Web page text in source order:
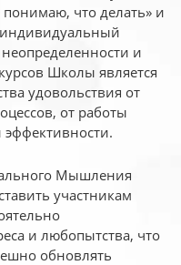
что делать» и
и
Школы является
удовольствия от
от работы
эффективности.
Мышления
участникам
и любопытства, что
обновлять